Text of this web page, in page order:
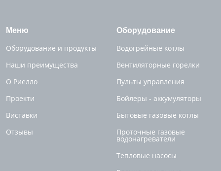
Меню
Оборудование и продукты
Наши преимущества
О Риелло
Проекти
Виставки
Отзывы
Оборудование
Водогрейные котлы
Вентиляторные горелки
Пульты управления
Бойлеры - аккумуляторы
Бытовые газовые котлы
Проточные газовые
водонагреватели
Тепловые насосы